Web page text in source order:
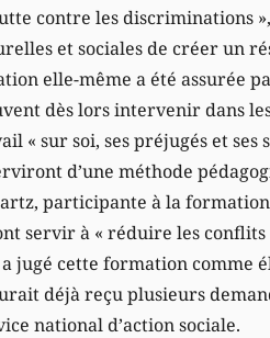
contre les discriminations
et sociales de créer un
elle-même a été assurée
dès lors intervenir dans
sur soi, ses préjugés et ses
d’une méthode
participante à la
servir à « réduire les
cette formation comme
déjà reçu plusieurs
national d’action sociale.